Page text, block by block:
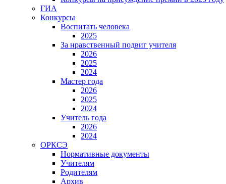
ГИА
Конкурсы
Воспитать человека
2025
За нравственный подвиг учителя
2026
2025
2024
Мастер года
2026
2025
2024
Учитель года
2026
2024
ОРКСЭ
Нормативные документы
Учителям
Родителям
Архив